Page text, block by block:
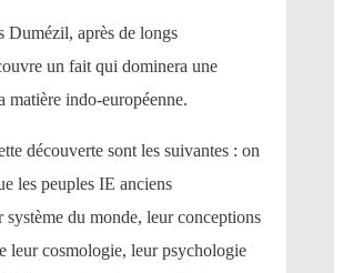
Dumézil, après de longs
un fait qui dominera une
matière indo-européenne.
découverte sont les suivantes : on
les peuples IE anciens
système du monde, leur conceptions
leur cosmologie, leur psychologie